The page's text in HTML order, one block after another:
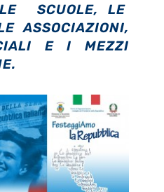
LE SCUOLE, LE
ASSOCIAZIONI,
E I MEZZI